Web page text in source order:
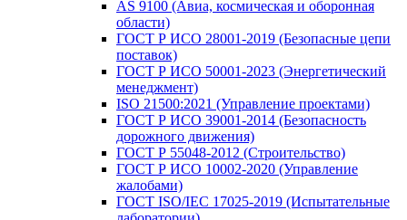
AS 9100 (Авиа, космическая и оборонная
области)
ГОСТ Р ИСО 28001-2019 (Безопасные цепи
поставок)
ГОСТ Р ИСО 50001-2023 (Энергетический
менеджмент)
ISO 21500:2021 (Управление проектами)
ГОСТ Р ИСО 39001-2014 (Безопасность
дорожного движения)
ГОСТ Р 55048-2012 (Строительство)
ГОСТ Р ИСО 10002-2020 (Управление
жалобами)
ГОСТ ISO/IEC 17025-2019 (Испытательные